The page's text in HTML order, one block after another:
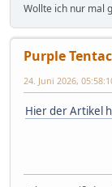
Wollte ich nur mal
Purple
24. Juni 2026,
Hier der Artikel